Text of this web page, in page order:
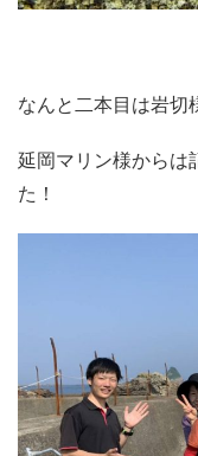
なんと二本目は岩切
延岡マリン様からは
た！